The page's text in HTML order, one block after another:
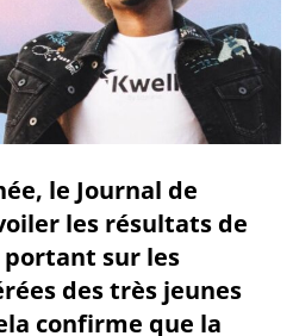
le Journal de
les résultats de
sur les
des très jeunes
confirme que la